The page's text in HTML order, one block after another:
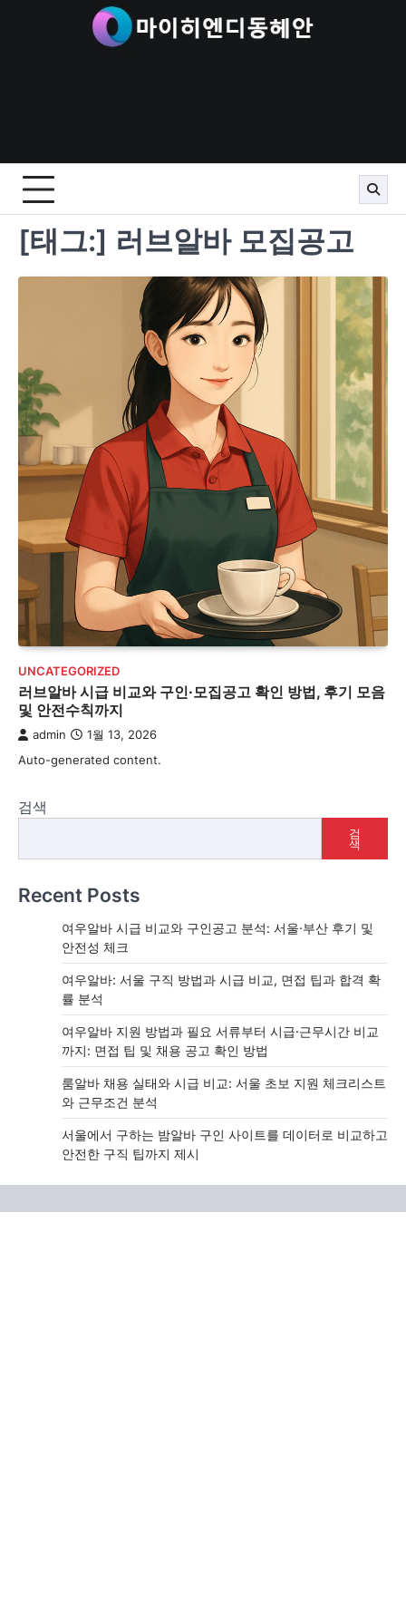
[태그:] 러브알바 모집공고
UNCATEGORIZED
러브알바 시급 비교와 구인·모집공고 확인 방법, 후기 모음
및 안전수칙까지
admin 1월 13, 2026
Auto-generated content.
검색
검
색
Recent Posts
여우알바 시급 비교와 구인공고 분석: 서울·부산 후기 및
안전성 체크
여우알바: 서울 구직 방법과 시급 비교, 면접 팁과 합격 확
률 분석
여우알바 지원 방법과 필요 서류부터 시급·근무시간 비교
까지: 면접 팁 및 채용 공고 확인 방법
룸알바 채용 실태와 시급 비교: 서울 초보 지원 체크리스트
와 근무조건 분석
서울에서 구하는 밤알바 구인 사이트를 데이터로 비교하고
안전한 구직 팁까지 제시